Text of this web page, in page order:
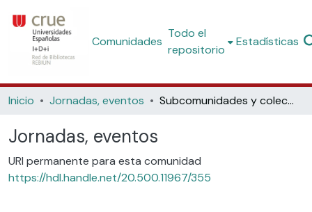
Comunidades
Todo el
repositorio
Estadísticas
Inicio Jornadas, eventos Subcomunidades y colecciones
Jornadas, eventos
URI permanente para esta comunidad
https://hdl.handle.net/20.500.11967/355